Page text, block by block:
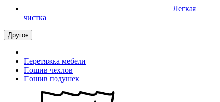
Легкая
чистка
Другое
Перетяжка мебели
Пошив чехлов
Пошив подушек